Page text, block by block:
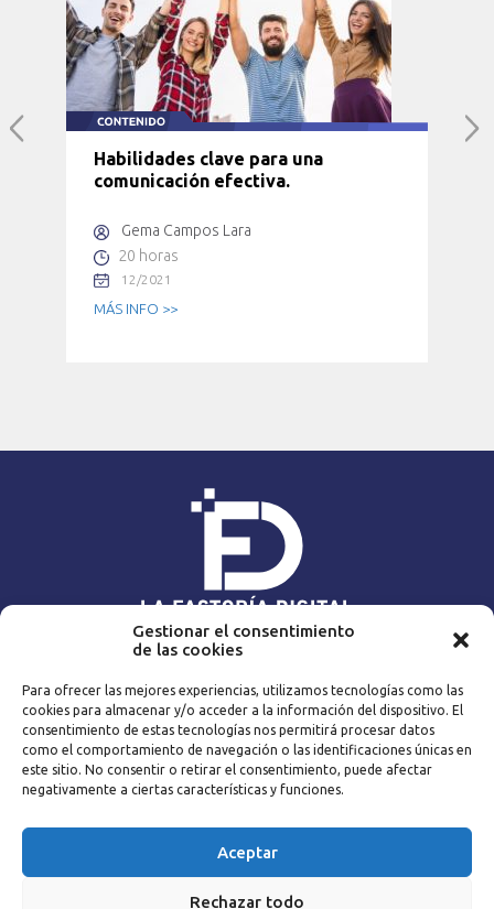
Gestionar el consentimiento
de las cookies
Para ofrecer las mejores experiencias, utilizamos tecnologías como las
cookies para almacenar y/o acceder a la información del dispositivo. El
consentimiento de estas tecnologías nos permitirá procesar datos
como el comportamiento de navegación o las identificaciones únicas en
este sitio. No consentir o retirar el consentimiento, puede afectar
negativamente a ciertas características y funciones.
Aceptar
Rechazar todo
Habilidades clave para una
comunicación efectiva.
Gema Campos Lara
20 horas
12/2021
MÁS INFO >>
Home
Expert@s
Contenidos
Blog
La empresa
Catálogo
Metodología
Contacto
info@lafactoriadigital.es